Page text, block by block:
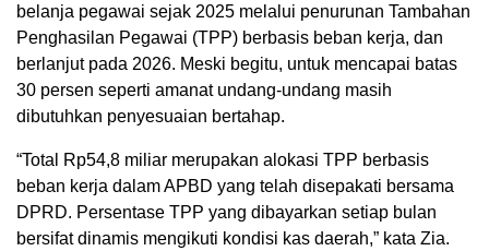
belanja pegawai sejak 2025 melalui penurunan Tambahan
Penghasilan Pegawai (TPP) berbasis beban kerja, dan
berlanjut pada 2026. Meski begitu, untuk mencapai batas
30 persen seperti amanat undang-undang masih
dibutuhkan penyesuaian bertahap.
“Total Rp54,8 miliar merupakan alokasi TPP berbasis
beban kerja dalam APBD yang telah disepakati bersama
DPRD. Persentase TPP yang dibayarkan setiap bulan
bersifat dinamis mengikuti kondisi kas daerah,” kata Zia.